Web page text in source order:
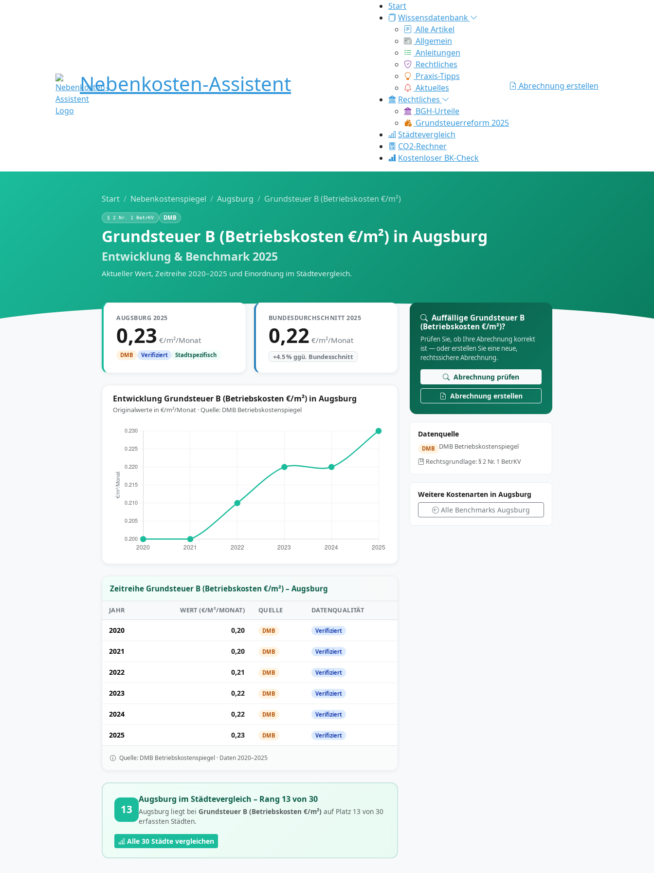
Nebenkosten-Assistent
Start
Wissensdatenbank
Alle Artikel
Allgemein
Anleitungen
Rechtliches
Praxis-Tipps
Aktuelles
Rechtliches
BGH-Urteile
Grundsteuerreform 2025
Städtevergleich
CO2-Rechner
Kostenloser BK-Check
Abrechnung erstellen
Start Nebenkostenspiegel Augsburg Grundsteuer B (Betriebskosten €/m²)
§ 2 Nr. 1 BetrKV DMB
Grundsteuer B (Betriebskosten €/m²) in Augsburg
Entwicklung & Benchmark 2025
Aktueller Wert, Zeitreihe 2020–2025 und Einordnung im Städtevergleich.
AUGSBURG 2025
0,23 €/m²/Monat
DMB Verifiziert Stadtspezifisch
BUNDESDURCHSCHNITT 2025
0,22 €/m²/Monat
+4.5 % ggü. Bundesschnitt
Entwicklung Grundsteuer B (Betriebskosten €/m²) in Augsburg
Originalwerte in €/m²/Monat · Quelle: DMB Betriebskostenspiegel
Zeitreihe Grundsteuer B (Betriebskosten €/m²) – Augsburg
JAHR WERT (€/M²/MONAT) QUELLE DATENQUALITÄT
2020 0,20 DMB Verifiziert
2021 0,20 DMB Verifiziert
2022 0,21 DMB Verifiziert
2023 0,22 DMB Verifiziert
2024 0,22 DMB Verifiziert
2025 0,23 DMB Verifiziert
Quelle: DMB Betriebskostenspiegel · Daten 2020–2025
13
Augsburg im Städtevergleich – Rang 13 von 30
Augsburg liegt bei Grundsteuer B (Betriebskosten €/m²) auf Platz 13 von 30
erfassten Städten.
Alle 30 Städte vergleichen
Auffällige Grundsteuer B
(Betriebskosten €/m²)?
Prüfen Sie, ob Ihre Abrechnung korrekt
ist — oder erstellen Sie eine neue,
rechtssichere Abrechnung.
Abrechnung prüfen
Abrechnung erstellen
Datenquelle
DMB DMB Betriebskostenspiegel
Rechtsgrundlage: § 2 Nr. 1 BetrKV
Weitere Kostenarten in Augsburg
Alle Benchmarks Augsburg